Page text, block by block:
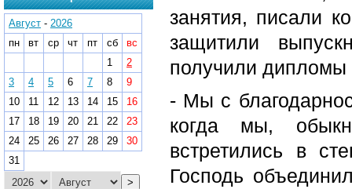
занятия, писали
защитили
получили дипломы
- Мы с
когда мы,
встретились в
Господь
Август - 2026
пн
вт ср чт пт сб
вс
1
2
3
4 5 6 7 8
9
10
11 12 13 14 15
16
17
18 19 20 21 22
23
24
25 26 27 28 29
30
31
>